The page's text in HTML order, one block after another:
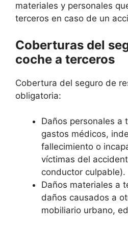
materiales y personales
terceros en caso de un
Coberturas del
coche a terceros
Cobertura del seguro de
obligatoria:
Daños personales a
gastos médicos,
fallecimiento o
víctimas del
conductor culpable).
Daños materiales a
daños causados a
mobiliario urbano,